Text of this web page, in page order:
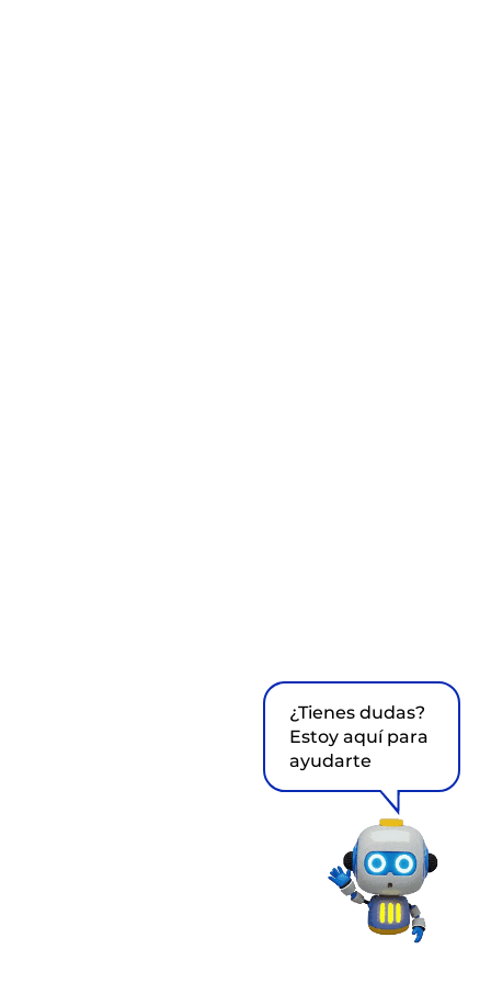
¿Tienes dudas?
Estoy aquí para
ayudarte